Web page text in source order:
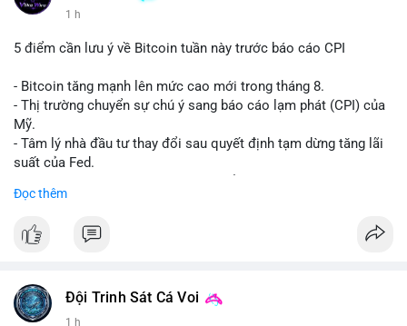
1 h
5 điểm cần lưu ý về Bitcoin tuần này trước báo cáo CPI
- Bitcoin tăng mạnh lên mức cao mới trong tháng 8.
- Thị trường chuyển sự chú ý sang báo cáo lạm phát (CPI) của
Mỹ.
- Tâm lý nhà đầu tư thay đổi sau quyết định tạm dừng tăng lãi
suất của Fed.
theo.
#bitcoin #btc #cryptonews
#vlikevn #titanbot
Đọc thêm
Đội Trinh Sát Cá Voi
1 h